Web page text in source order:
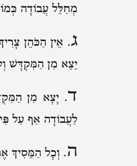
מְחַלֵּל עֲבוֹדָה
ג. אֵין הַכֹּהֵן
יֵצֵא מִן הַמִּקְדָּשׁ
ד. יָצָא מִן
לַעֲבוֹדָה אַף עַל
ה. וְכָל הַמֵּסִיךְ